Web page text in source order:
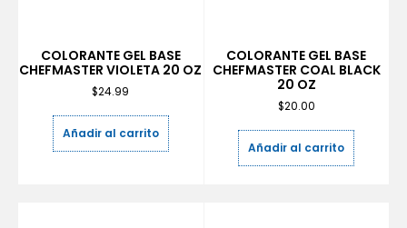
COLORANTE GEL BASE
CHEFMASTER VIOLETA 20 OZ
$24.99
Añadir al carrito
COLORANTE GEL BASE
CHEFMASTER COAL BLACK
20 OZ
$20.00
Añadir al carrito